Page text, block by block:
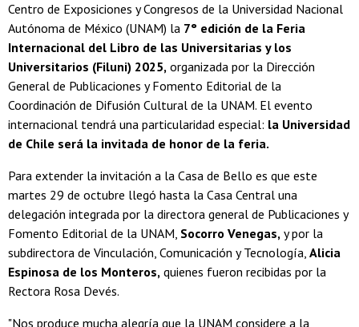
Centro de Exposiciones y Congresos de la Universidad Nacional
Autónoma de México (UNAM) la 7° edición de la Feria
Internacional del Libro de las Universitarias y los
Universitarios (Filuni) 2025, organizada por la Dirección
General de Publicaciones y Fomento Editorial de la
Coordinación de Difusión Cultural de la UNAM. El evento
internacional tendrá una particularidad especial: la Universidad
de Chile será la invitada de honor de la feria.
Para extender la invitación a la Casa de Bello es que este
martes 29 de octubre llegó hasta la Casa Central una
delegación integrada por la directora general de Publicaciones y
Fomento Editorial de la UNAM, Socorro Venegas, y por la
subdirectora de Vinculación, Comunicación y Tecnología, Alicia
Espinosa de los Monteros, quienes fueron recibidas por la
Rectora Rosa Devés.
"Nos produce mucha alegría que la UNAM considere a la